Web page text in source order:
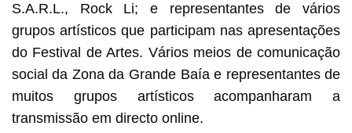
S.A.R.L., Rock Li; e representantes de vários
grupos artísticos que participam nas apresentações
do Festival de Artes. Vários meios de comunicação
social da Zona da Grande Baía e representantes de
muitos grupos artísticos acompanharam a
transmissão em directo online.